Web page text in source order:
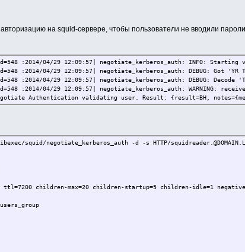
на squid-сервере, чтобы пользователи не вводили
:2014/04/29 12:09:57| negotiate_kerberos_auth: INFO: Starting
:2014/04/29 12:09:57| negotiate_kerberos_auth: DEBUG: Got 'YR
:2014/04/29 12:09:57| negotiate_kerberos_auth: DEBUG: Decode
:2014/04/29 12:09:57| negotiate_kerberos_auth: WARNING:
Authentication validating user. Result: {result=BH,
squid/negotiate_kerberos_auth -d -s HTTP/
ttl=7200 children-max=20 children-startup=5 children-idle=1